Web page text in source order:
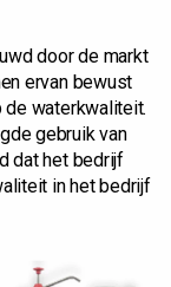
door de markt
ervan bewust
de waterkwaliteit.
gebruik van
dat het bedrijf
in het bedrijf